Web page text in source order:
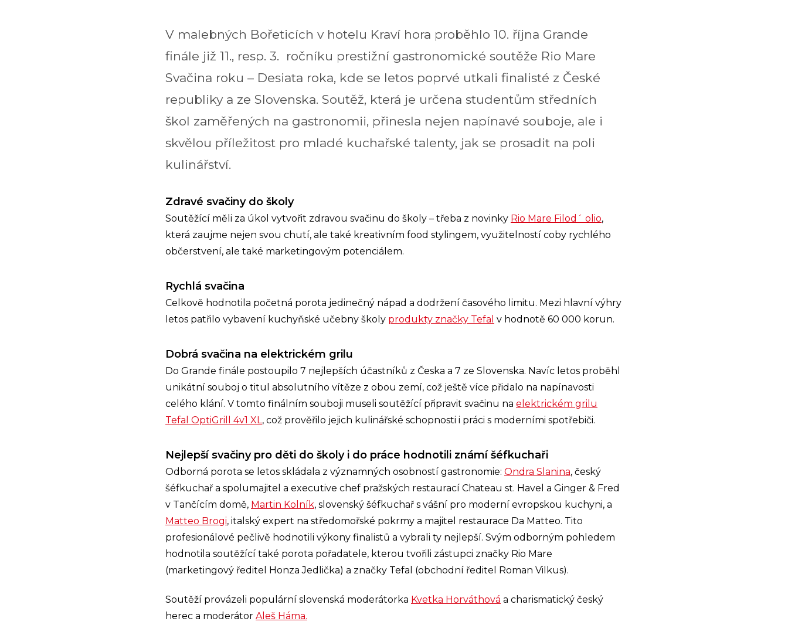
V malebných Bořeticích v hotelu Kraví hora proběhlo 10. října Grande
finále již 11., resp. 3. ročníku prestižní gastronomické soutěže Rio Mare
Svačina roku – Desiata roka, kde se letos poprvé utkali finalisté z České
republiky a ze Slovenska. Soutěž, která je určena studentům středních
škol zaměřených na gastronomii, přinesla nejen napínavé souboje, ale i
skvělou příležitost pro mladé kuchařské talenty, jak se prosadit na poli
kulinářství.
Zdravé svačiny do školy
Soutěžící měli za úkol vytvořit zdravou svačinu do školy – třeba z novinky Rio Mare Filod´ olio,
která zaujme nejen svou chutí, ale také kreativním food stylingem, využitelností coby rychlého
občerstvení, ale také marketingovým potenciálem.
Rychlá svačina
Celkově hodnotila početná porota jedinečný nápad a dodržení časového limitu. Mezi hlavní výhry
letos patřilo vybavení kuchyňské učebny školy produkty značky Tefal v hodnotě 60 000 korun.
Dobrá svačina na elektrickém grilu
Do Grande finále postoupilo 7 nejlepších účastníků z Česka a 7 ze Slovenska. Navíc letos proběhl
unikátní souboj o titul absolutního vítěze z obou zemí, což ještě více přidalo na napínavosti
celého klání. V tomto finálním souboji museli soutěžící připravit svačinu na elektrickém grilu
Tefal OptiGrill 4v1 XL, což prověřilo jejich kulinářské schopnosti i práci s moderními spotřebiči.
Nejlepší svačiny pro děti do školy i do práce hodnotili známí šéfkuchaři
Odborná porota se letos skládala z významných osobností gastronomie: Ondra Slanina, český
šéfkuchař a spolumajitel a executive chef pražských restaurací Chateau st. Havel a Ginger & Fred
v Tančícím domě, Martin Kolník, slovenský šéfkuchař s vášní pro moderní evropskou kuchyni, a
Matteo Brogi, italský expert na středomořské pokrmy a majitel restaurace Da Matteo. Tito
profesionálové pečlivě hodnotili výkony finalistů a vybrali ty nejlepší. Svým odborným pohledem
hodnotila soutěžící také porota pořadatele, kterou tvořili zástupci značky Rio Mare
(marketingový ředitel Honza Jedlička) a značky Tefal (obchodní ředitel Roman Vilkus).
Soutěží provázeli populární slovenská moderátorka Kvetka Horváthová a charismatický český
herec a moderátor Aleš Háma.